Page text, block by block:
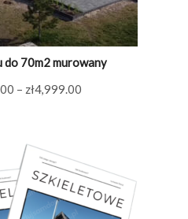
do 70m2 murowany
– zł4,999.00
do
zł4,999.00